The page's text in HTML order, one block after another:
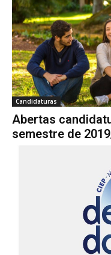
Candidaturas
Abertas
semestre de